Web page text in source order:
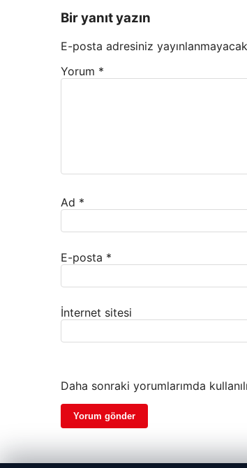
Bir yanıt yazın
E-posta adresiniz
Yorum *
Ad *
E-posta *
İnternet sitesi
Daha sonraki yorumlarımda